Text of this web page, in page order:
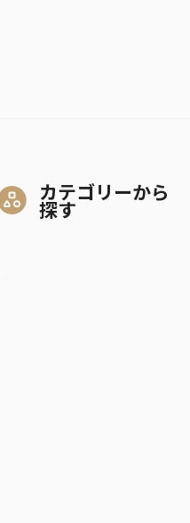
カテゴリーから
探す